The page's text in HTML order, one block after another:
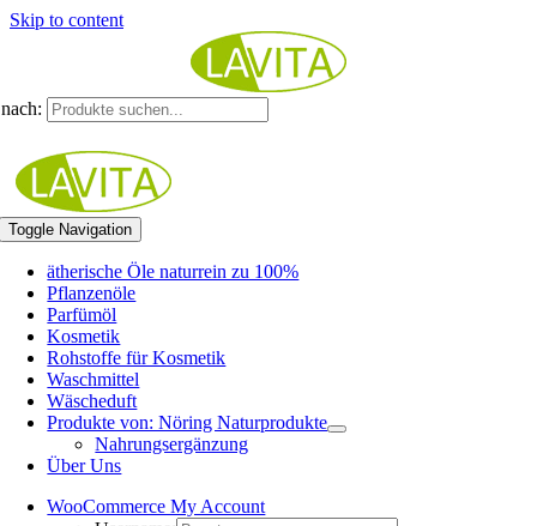
Skip to content
Toggle Navigation
ätherische Öle naturrein zu 100%
Pflanzenöle
Parfümöl
Kosmetik
Rohstoffe für Kosmetik
Waschmittel
Wäscheduft
Produkte von: Nöring Naturprodukte
Nahrungsergänzung
Über Uns
WooCommerce My Account